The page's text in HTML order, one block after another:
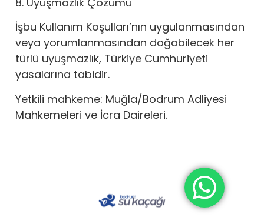
İşbu Kullanım Koşulları’nın uygulanmasından
veya yorumlanmasından doğabilecek her
türlü uyuşmazlık, Türkiye Cumhuriyeti
yasalarına tabidir.
Yetkili mahkeme: Muğla/Bodrum Adliyesi
Mahkemeleri ve İcra Daireleri.